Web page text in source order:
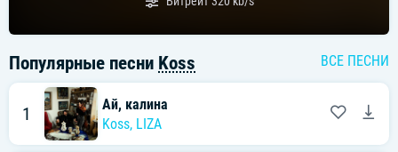
Популярные песни Koss ВСЕ ПЕСНИ
1
Ай, калина
Koss, LIZA